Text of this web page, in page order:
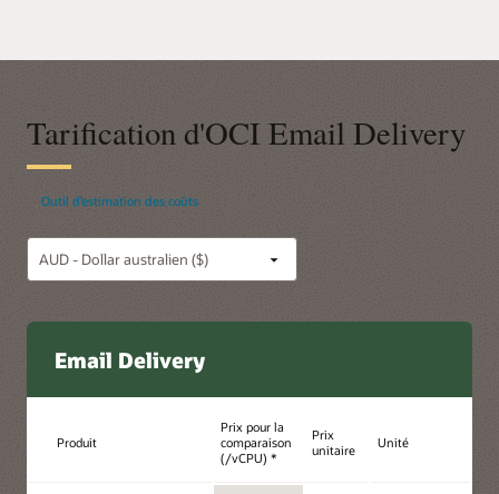
Tarification d'OCI Email Delivery
Outil d’estimation des coûts
Email Delivery
Produit
Prix pour la
comparaison
(/vCPU) *
Prix
unitaire
Unité